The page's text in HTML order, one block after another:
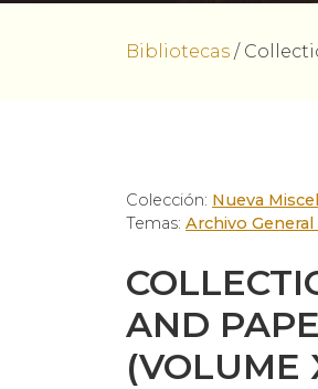
Bibliotecas /
Colección: Nueva
Temas: Archivo General
AND
(VOLUME